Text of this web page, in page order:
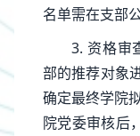
名单需在支部公
3. 资格审
部的推荐对象
确定最终学院
院党委审核后